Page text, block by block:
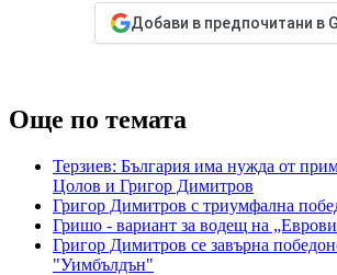
Добави в предпочитани в
Още по темата
Терзиев: България има нужда от
Цолов и Григор Димитров
Григор Димитров с триумфална
Гришо - вариант за водещ на
Григор Димитров се завърна
"Уимбълдън"